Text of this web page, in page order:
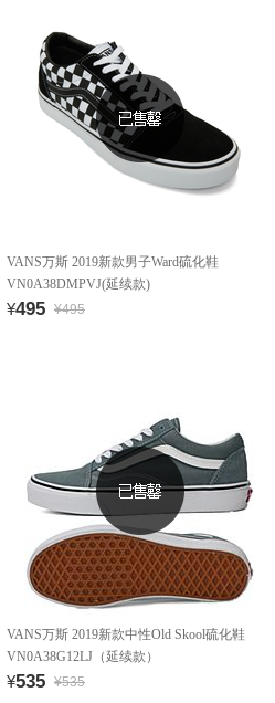
VANS万斯 2019新款男子Ward硫化鞋
VN0A38DMPVJ(延续款)
¥495 ¥495
VANS万斯 2019新款中性Old Skool硫化鞋
VN0A38G12LJ（延续款）
¥535 ¥535